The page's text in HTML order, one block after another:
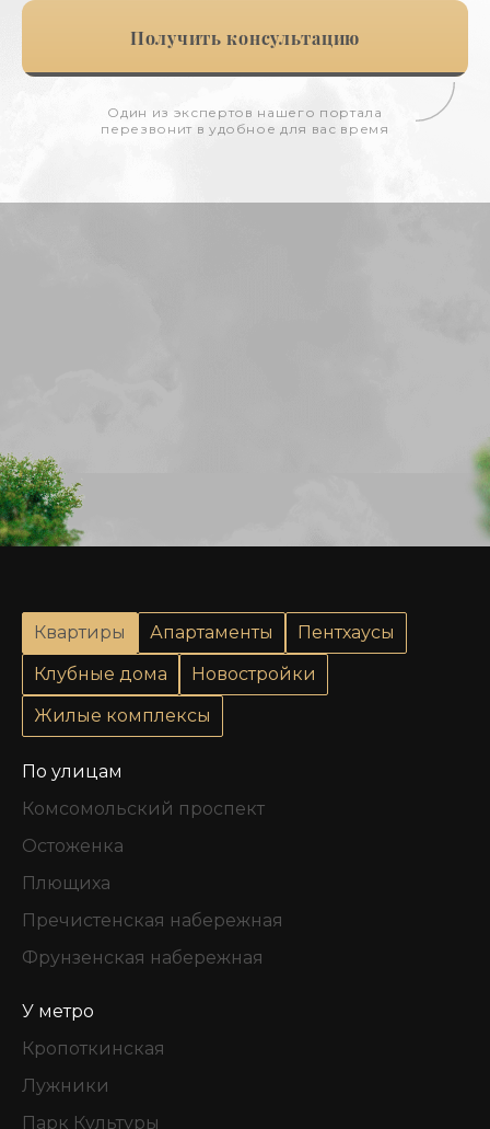
Получить консультацию
Один из экспертов нашего портала
перезвонит в удобное для вас время
Квартиры Апартаменты
Пентхаусы
Клубные дома
Новостройки
Жилые комплексы
По улицам
Комсомольский проспект
Остоженка
Плющиха
Пречистенская набережная
Фрунзенская набережная
У метро
Кропоткинская
Лужники
Парк Культуры